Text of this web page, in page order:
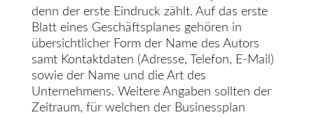
denn der erste Eindruck zählt. Auf das erste
Blatt eines Geschäftsplanes gehören in
übersichtlicher Form der Name des Autors
samt Kontaktdaten (Adresse, Telefon, E-Mail)
sowie der Name und die Art des
Unternehmens. Weitere Angaben sollten der
Zeitraum, für welchen der Businessplan